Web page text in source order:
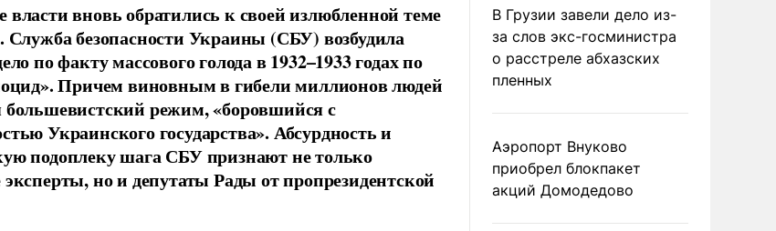
власти вновь обратились к своей излюбленной теме
Служба безопасности Украины (СБУ) возбудила
по факту массового голода в 1932–1933 годах по
Причем виновным в гибели миллионов людей
большевистский режим, «боровшийся с
Украинского государства». Абсурдность и
подоплеку шага СБУ признают не только
эксперты, но и депутаты Рады от пропрезидентской
В Грузии завели дело из-
за слов экс-госминистра
о расстреле абхазских
пленных
Аэропорт Внуково
приобрел блокпакет
акций Домодедово